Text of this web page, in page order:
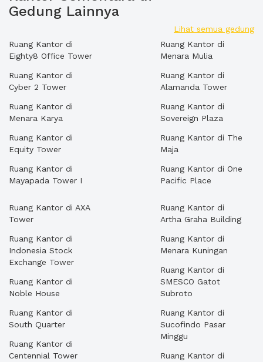
Gedung Lainnya
Lihat semua gedung
Ruang Kantor di
Eighty8 Office Tower
Ruang Kantor di
Cyber 2 Tower
Ruang Kantor di
Menara Karya
Ruang Kantor di
Equity Tower
Ruang Kantor di
Mayapada Tower I
Ruang Kantor di
Menara Mulia
Ruang Kantor di
Alamanda Tower
Ruang Kantor di
Sovereign Plaza
Ruang Kantor di The
Maja
Ruang Kantor di One
Pacific Place
Ruang Kantor di AXA
Tower
Ruang Kantor di
Indonesia Stock
Exchange Tower
Ruang Kantor di
Noble House
Ruang Kantor di
South Quarter
Ruang Kantor di
Centennial Tower
Ruang Kantor di
Artha Graha Building
Ruang Kantor di
Menara Kuningan
Ruang Kantor di
SMESCO Gatot
Subroto
Ruang Kantor di
Sucofindo Pasar
Minggu
Ruang Kantor di